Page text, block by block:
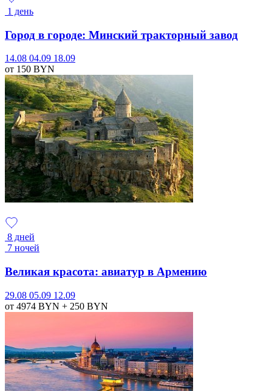
1 день
Город в городе: Минский тракторный завод
14.08 04.09 18.09
от 150 BYN
8 дней
7 ночей
Великая красота: авиатур в Армению
29.08 05.09 12.09
от 4974 BYN + 250 BYN